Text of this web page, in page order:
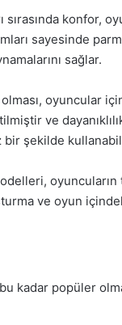
konfor,
sayesinde
sağlar.
oyuncular
ve
şekilde
oyuncuların
ve oyun
kadar popüler